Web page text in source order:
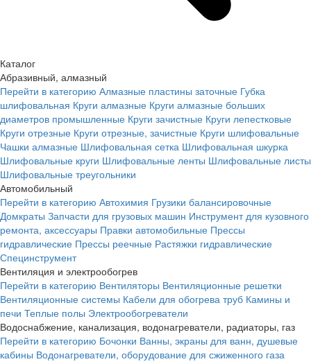
Каталог
Абразивный, алмазный
Перейти в категорию Алмазные пластины заточные Губка
шлифовальная Круги алмазные Круги алмазные больших
диаметров промышленные Круги зачистные Круги лепестковые
Круги отрезные Круги отрезные, зачистные Круги шлифовальные
Чашки алмазные Шлифовальная сетка Шлифовальная шкурка
Шлифовальные круги Шлифовальные ленты Шлифовальные листы
Шлифовальные треугольники
Автомобильный
Перейти в категорию Автохимия Грузики балансировочные
Домкраты Запчасти для грузовых машин Инструмент для кузовного
ремонта, аксессуары Правки автомобильные Прессы
гидравлические Прессы реечные Растяжки гидравлические
Специнструмент
Вентиляция и электрообогрев
Перейти в категорию Вентиляторы Вентиляционные решетки
Вентиляционные системы Кабели для обогрева труб Камины и
печи Теплые полы Электрообогреватели
Водоснабжение, канализация, водонагреватели, радиаторы, газ
Перейти в категорию Бочонки Ванны, экраны для ванн, душевые
кабины Водонагреватели, оборудование для сжиженного газа